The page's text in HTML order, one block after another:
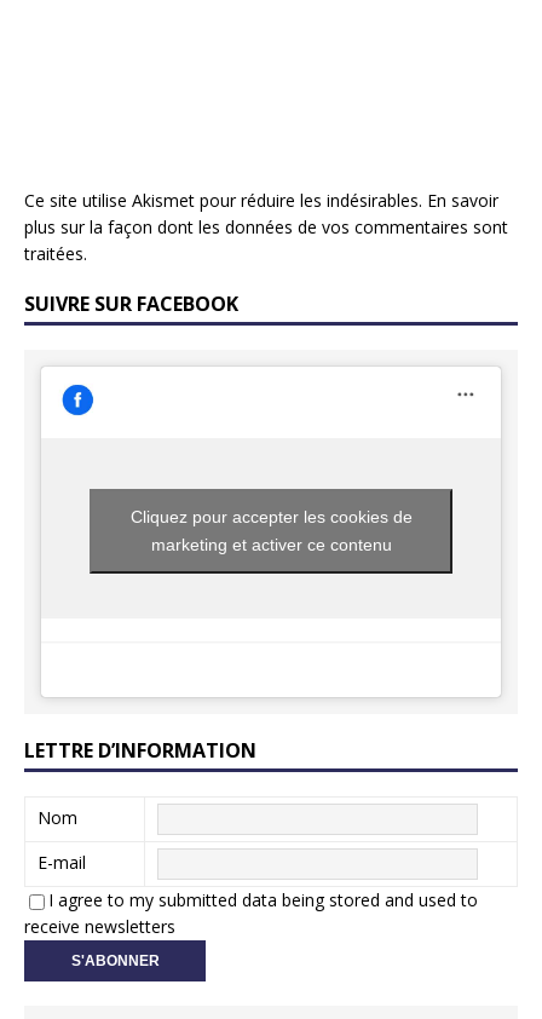
Ce site utilise Akismet pour réduire les indésirables. En savoir
plus sur la façon dont les données de vos commentaires sont
traitées.
SUIVRE SUR FACEBOOK
Cliquez pour accepter les cookies de
marketing et activer ce contenu
LETTRE D’INFORMATION
Nom
E-mail
I agree to my submitted data being stored and used to
receive newsletters